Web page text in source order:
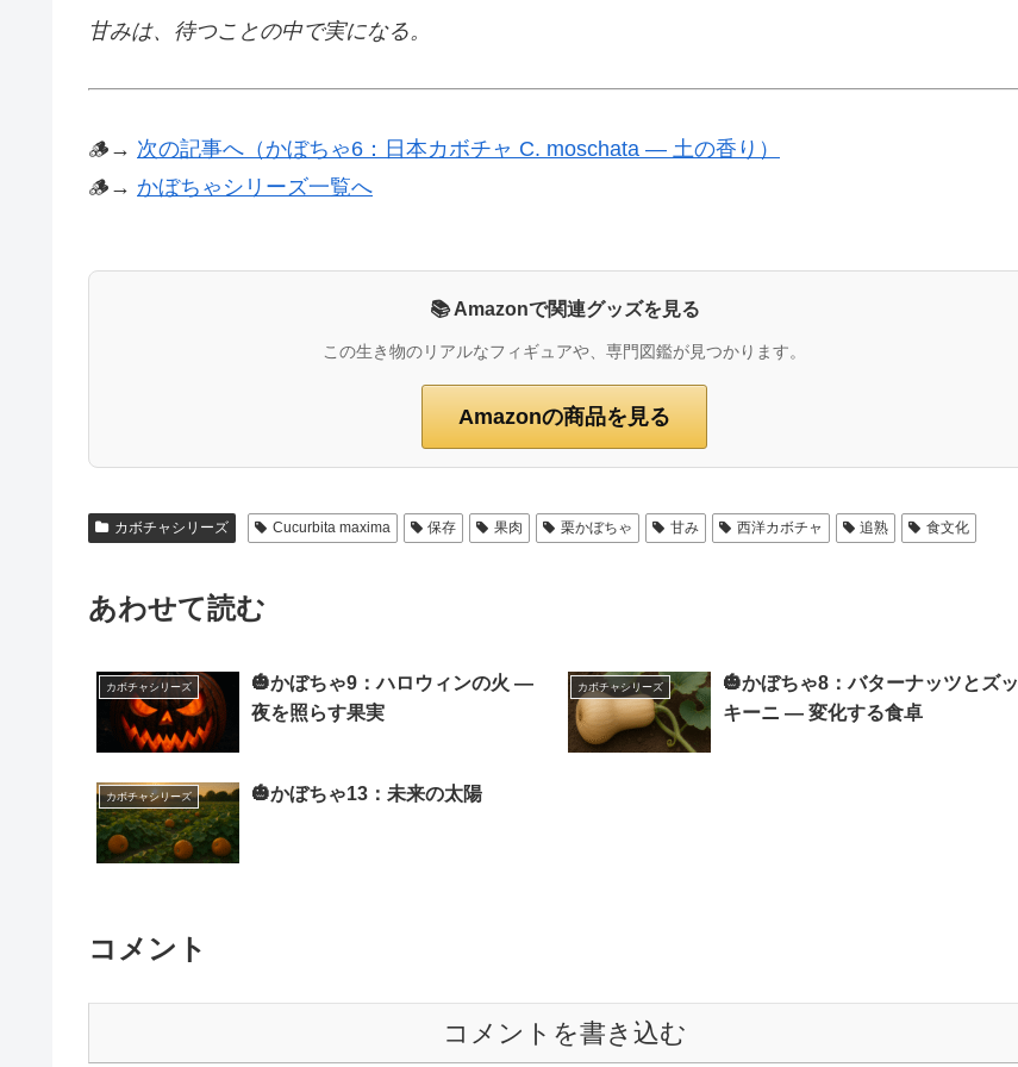
甘みは、待つことの中で実になる。
🪵→ 次の記事へ（かぼちゃ6：日本カボチャ C. moschata ― 土の香り）
🪵→ かぼちゃシリーズ一覧へ
📚 Amazonで関連グッズを見る
この生き物のリアルなフィギュアや、専門図鑑が見つかります。
Amazonの商品を見る
カボチャシリーズ Cucurbita maxima 保存 果肉 栗かぼちゃ 甘み 西洋カボチャ 追熟 食文化
あわせて読む
カボチャシリーズ
🎃かぼちゃ9：ハロウィンの火 ―
夜を照らす果実
カボチャシリーズ
🎃かぼちゃ8：バターナッツとズッ
キーニ ― 変化する食卓
カボチャシリーズ 🎃かぼちゃ13：未来の太陽
コメント
コメントを書き込む